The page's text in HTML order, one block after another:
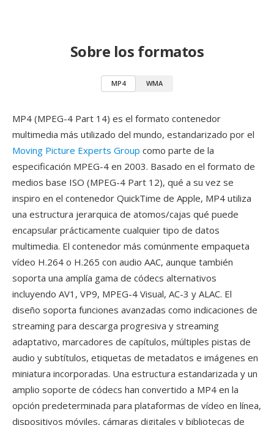
Sobre los formatos
MP4 WMA
MP4 (MPEG-4 Part 14) es el formato contenedor
multimedia más utilizado del mundo, estandarizado por el
Moving Picture Experts Group como parte de la
especificación MPEG-4 en 2003. Basado en el formato de
medios base ISO (MPEG-4 Part 12), qué a su vez se
inspiro en el contenedor QuickTime de Apple, MP4 utiliza
una estructura jerarquica de atomos/cajas qué puede
encapsular prácticamente cualquier tipo de datos
multimedia. El contenedor más comúnmente empaqueta
vídeo H.264 o H.265 con audio AAC, aunque también
soporta una amplía gama de códecs alternativos
incluyendo AV1, VP9, MPEG-4 Visual, AC-3 y ALAC. El
diseño soporta funciones avanzadas como indicaciones de
streaming para descarga progresiva y streaming
adaptativo, marcadores de capítulos, múltiples pistas de
audio y subtítulos, etiquetas de metadatos e imágenes en
miniatura incorporadas. Una estructura estandarizada y un
amplio soporte de códecs han convertido a MP4 en la
opción predeterminada para plataformas de vídeo en línea,
dispositivos móviles, cámaras digitales y bibliotecas de